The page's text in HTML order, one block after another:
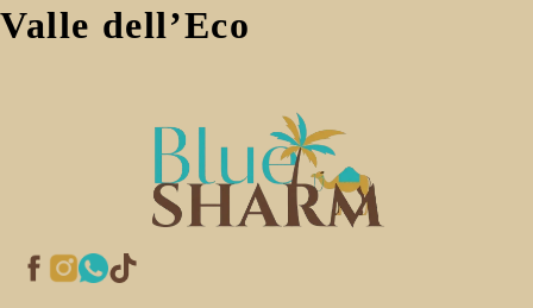
Valle dell’Eco